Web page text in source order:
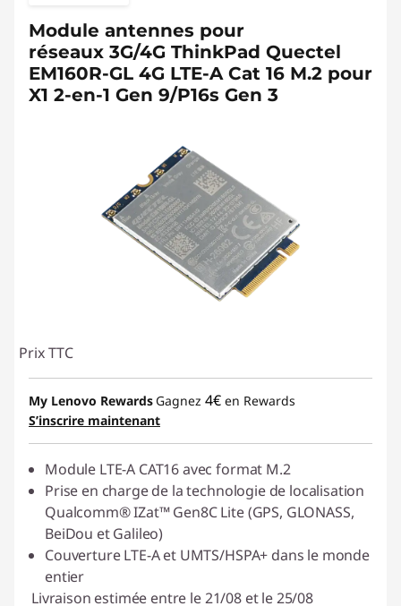
Module antennes pour
réseaux 3G/4G ThinkPad Quectel
EM160R-GL 4G LTE-A Cat 16 M.2 pour
X1 2-en-1 Gen 9/P16s Gen 3
Prix TTC
My Lenovo Rewards Gagnez 4€ en Rewards
S’inscrire maintenant
Module LTE-A CAT16 avec format M.2
Prise en charge de la technologie de localisation
Qualcomm® IZat™ Gen8C Lite (GPS, GLONASS,
BeiDou et Galileo)
Couverture LTE-A et UMTS/HSPA+ dans le monde
entier
Livraison estimée entre le 21/08 et le 25/08